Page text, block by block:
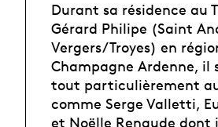
Durant sa résidence au
Gérard Philipe (Saint
Vergers/Troyes) en
Champagne Ardenne, il
tout particulièrement
comme Serge Valletti,
et Noëlle Renaude dont